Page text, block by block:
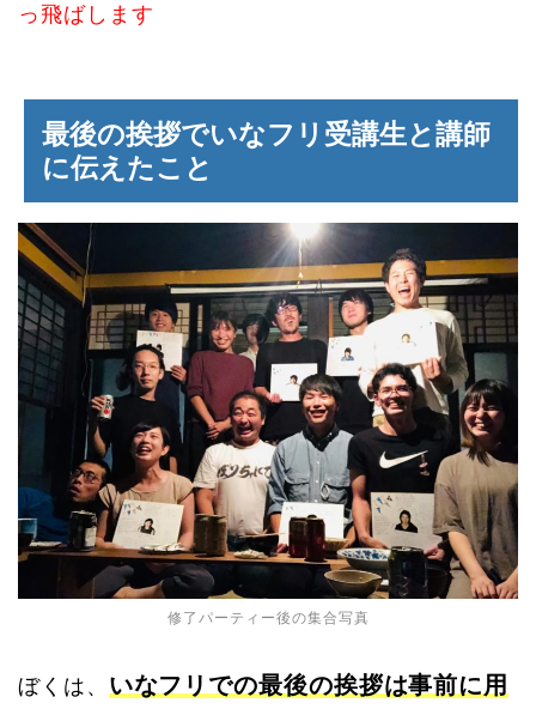
っ飛ばします
最後の挨拶でいなフリ受講生と講師
に伝えたこと
修了パーティー後の集合写真
ぼくは、 いなフリでの最後の挨拶は事前に用